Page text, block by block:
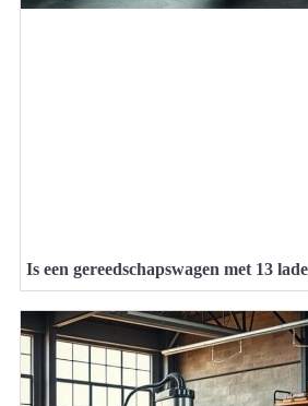
Is een gereedschapswagen met 13